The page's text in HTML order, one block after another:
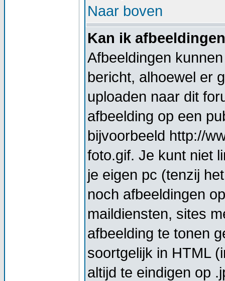
Naar boven
Kan ik
Afbeeldingen
bericht, alhoewel er
uploaden naar dit
afbeelding op een
bijvoorbeeld http://
foto.gif. Je kunt niet
je eigen pc (tenzij
noch afbeeldingen
maildiensten, sites
afbeelding te tonen
soortgelijk in HTML
altijd te eindigen op